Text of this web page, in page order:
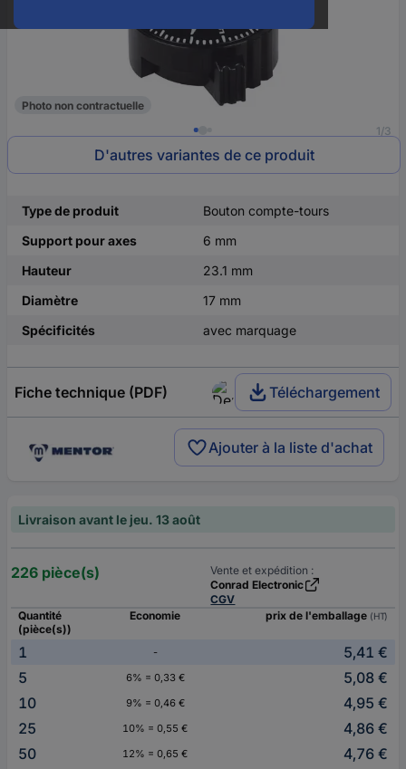
1/3
Photo non contractuelle
D'autres variantes de ce produit
Type de produit
Bouton compte-tours
Support pour axes
6 mm
Hauteur
23.1 mm
Diamètre
17 mm
Spécificités
avec marquage
Fiche technique (PDF) Téléchargement
Ajouter à la liste d'achat
Livraison avant le jeu. 13 août
226 pièce(s)
Vente et expédition :
Conrad Electronic
CGV
Quantité
(pièce(s))
Economie prix de l'emballage (HT)
1 -
5,41 €
5
6% = 0,33 €
5,08 €
10
9% = 0,46 €
4,95 €
25
10% = 0,55 €
4,86 €
50
12% = 0,65 €
4,76 €